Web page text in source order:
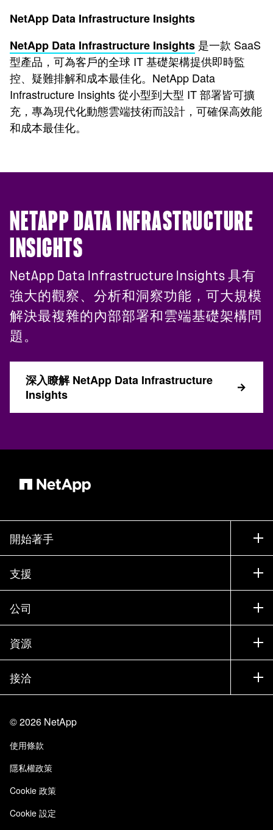
NetApp Data Infrastructure Insights
NetApp Data Infrastructure Insights 是一款 SaaS
型產品，可為客戶的全球 IT 基礎架構提供即時監
控、疑難排解和成本最佳化。NetApp Data
Infrastructure Insights 從小型到大型 IT 部署皆可擴
充，專為現代化動態雲端技術而設計，可確保高效能
和成本最佳化。
NETAPP DATA INFRASTRUCTURE
INSIGHTS
NetApp Data Infrastructure Insights 具有
強大的觀察、分析和洞察功能，可大規模
解決最複雜的內部部署和雲端基礎架構問
題。
深入瞭解 NetApp Data Infrastructure
Insights
開始著手
如何購買
聯絡銷售人員
尋找合作夥伴
試用產品
執行簡報
產品（依英文字母順序排列）
支援
支援
訓練
說明文件
知識庫
社群
公司
公司
合作夥伴
工作機會
信任中心
責任與永續
品質認證
NetApp Instaclustr
資源
新聞
活動
部落格
客戶使用經驗
客戶成功案例
接洽
網站意見反應
存取性
電子郵件訂閱
©2026 NetApp
使用條款
隱私權政策
Cookie 政策
Cookie 設定